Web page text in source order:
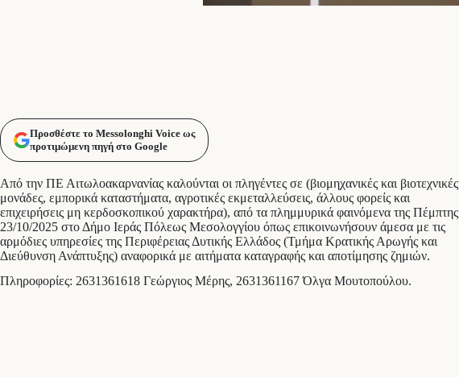
Προσθέστε το Messolonghi Voice ως
προτιμώμενη πηγή στο Google
Από την ΠΕ Αιτωλοακαρνανίας καλούνται οι πληγέντες σε (βιομηχανικές και βιοτεχνικές
μονάδες, εμπορικά καταστήματα, αγροτικές εκμεταλλεύσεις, άλλους φορείς και
επιχειρήσεις μη κερδοσκοπικού χαρακτήρα), από τα πλημμυρικά φαινόμενα της Πέμπτης
23/10/2025 στο Δήμο Ιεράς Πόλεως Μεσολογγίου όπως επικοινωνήσουν άμεσα με τις
αρμόδιες υπηρεσίες της Περιφέρειας Δυτικής Ελλάδος (Τμήμα Κρατικής Αρωγής και
Διεύθυνση Ανάπτυξης) αναφορικά με αιτήματα καταγραφής και αποτίμησης ζημιών.
Πληροφορίες: 2631361618 Γεώργιος Μέρης, 2631361167 Όλγα Μουτοπούλου.